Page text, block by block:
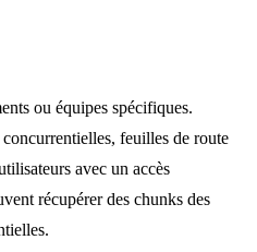
ou équipes spécifiques.
feuilles de route
avec un accès
récupérer des chunks des